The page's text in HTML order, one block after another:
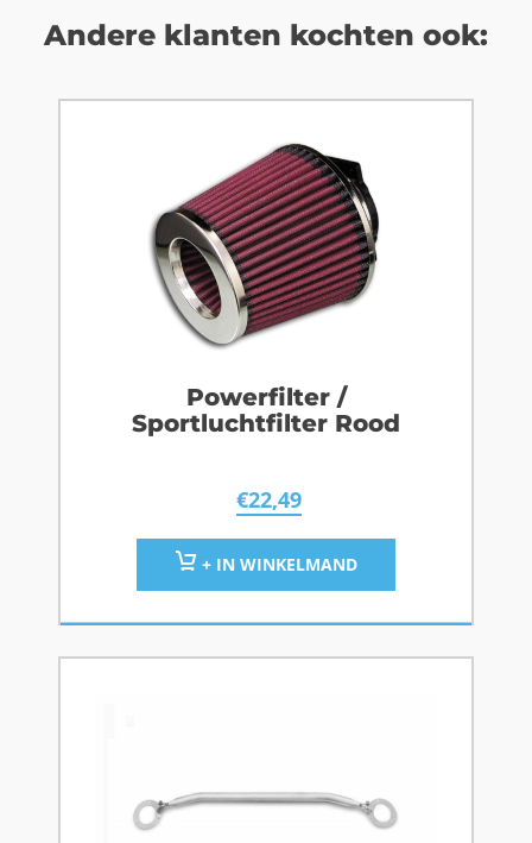
Andere klanten kochten ook:
Powerfilter /
Sportluchtfilter Rood
€22,49
+ IN WINKELMAND